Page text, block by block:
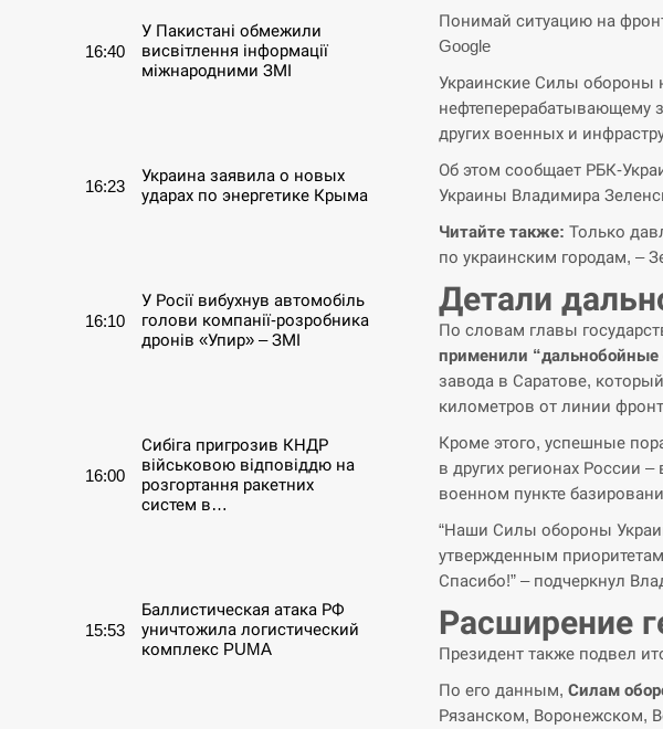
16:40
У Пакистані обмежили
висвітлення інформації
міжнародними ЗМІ
16:23
Украина заявила о новых
ударах по энергетике Крыма
16:10
У Росії вибухнув автомобіль
голови компанії-розробника
дронів «Упир» – ЗМІ
16:00
Сибіга пригрозив КНДР
військовою відповіддю на
розгортання ракетних
систем в…
15:53
Баллистическая атака РФ
уничтожила логистический
комплекс PUMA
Понимай ситуацию на
Google
Украинские Силы обороны
нефтеперерабатывающему
других военных и
Об этом сообщает РБК-
Украины Владимира
Читайте также: Только
по украинским городам, –
Детали
По словам главы
применили “дальнобойные
завода в Саратове,
километров от линии
Кроме этого, успешные
в других регионах России
военном пункте
“Наши Силы обороны
утвержденным
Спасибо!” – подчеркнул
Расширение
Президент также подвел
По его данным, Силам
Рязанском, Воронежском,